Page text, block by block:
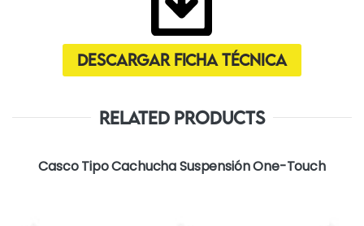
Descargar ficha técnica
Related Products
Casco Tipo Cachucha Suspensión One-Touch